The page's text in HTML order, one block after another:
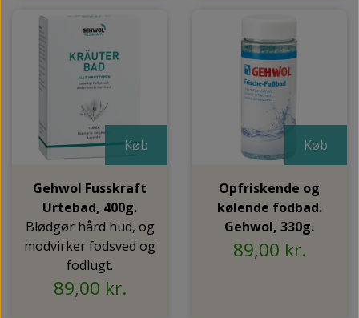
Køb
Gehwol Fusskraft
Urtebad, 400g.
Blødgør hård hud, og
modvirker fodsved og
fodlugt.
89,00 kr.
Køb
Opfriskende og
kølende fodbad.
Gehwol, 330g.
89,00 kr.